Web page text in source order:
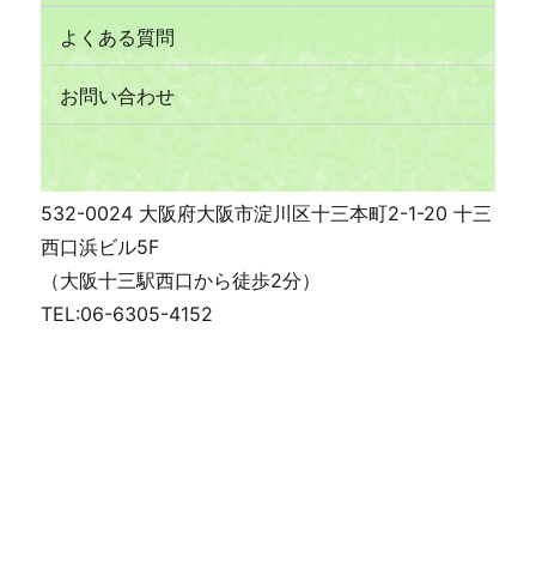
よくある質問
お問い合わせ
532-0024 大阪府大阪市淀川区十三本町2-1-20 十三
西口浜ビル5F
（大阪十三駅西口から徒歩2分）
TEL:06-6305-4152